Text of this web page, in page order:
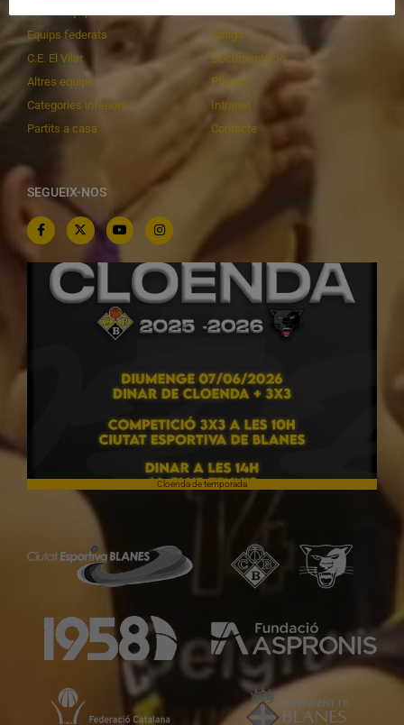
Equips federats
C.E. El Vilar
Altres equips
Categories inferiors
Partits a casa
Botiga
Documentació
Playoff
Intranet
Contacte
SEGUEIX-NOS
Cloenda de temporada